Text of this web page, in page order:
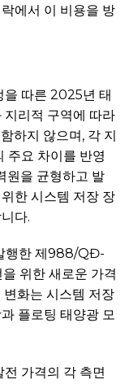
에서 이 비용을 방
따른 2025년 태
지리적 구역에 따라
하지 않으며, 각 지
주요 차이를 반영
원을 균형하고 발
한 시스템 저장 장
다.
행한 제988/QĐ-
위한 새로운 가격
화는 시스템 저장
플로팅 태양광 모
가격의 각 측면